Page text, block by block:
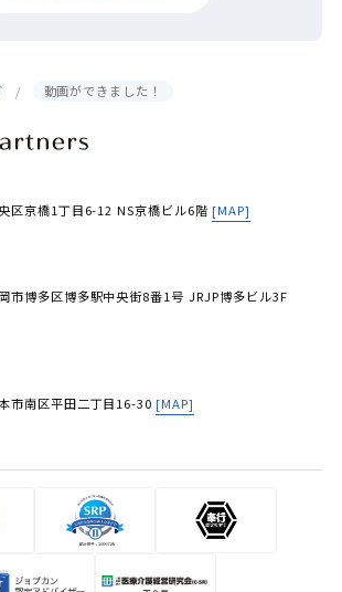
動画ができました！
区京橋1丁目6-12 NS京橋ビル6階 [MAP]
市博多区博多駅中央街8番1号 JRJP博多ビル3F
市南区平田二丁目16-30 [MAP]